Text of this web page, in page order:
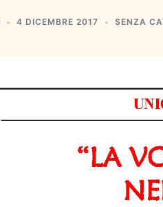
4 DICEMBRE 2017 SENZA